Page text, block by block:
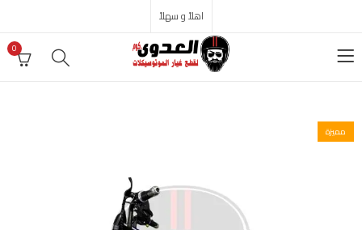
اهلاً و سهلاً
0
مميزة